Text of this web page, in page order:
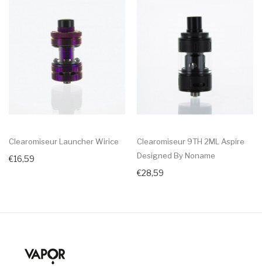
Clearomiseur Launcher Wirice
€16,59
Clearomiseur 9TH 2ML Aspire
Designed By Noname
€28,59